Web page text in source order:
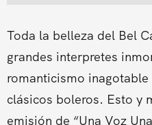
Toda la belleza del Bel
grandes interpretes
romanticismo
clásicos boleros. Esto y
emisión de “Una Voz